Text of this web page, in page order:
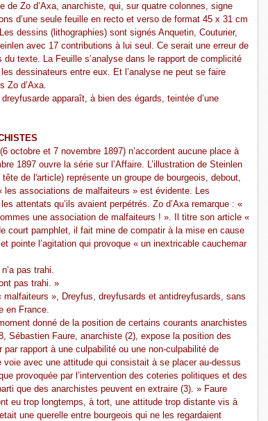
de Zo d’Axa, anarchiste, qui, sur quatre colonnes, signe
d’une seule feuille en recto et verso de format 45 x 31 cm
dessins (lithographies) sont signés Anquetin, Couturier,
avec 17 contributions à lui seul. Ce serait une erreur de
texte. La Feuille s’analyse dans le rapport de complicité
dessinateurs entre eux. Et l’analyse ne peut se faire
Zo d’Axa.
apparaît, à bien des égards, teintée d’une
(6 octobre et 7 novembre 1897) n’accordent aucune place à
1897 ouvre la série sur l’Affaire. L’illustration de Steinlen
de l'article) représente un groupe de bourgeois, debout,
associations de malfaiteurs » est évidente. Les
attentats qu’ils avaient perpétrés. Zo d’Axa remarque : «
une association de malfaiteurs ! ». Il titre son article «
court pamphlet, il fait mine de compatir à la mise en cause
pointe l’agitation qui provoque « un inextricable cauchemar
pas trahi.
pas trahi. »
», Dreyfus, dreyfusards et antidreyfusards, sans
en France.
donné de la position de certains courants anarchistes
Sébastien Faure, anarchiste (2), expose la position des
rapport à une culpabilité ou une non-culpabilité de
voie avec une attitude qui consistait à se placer au-dessus
provoquée par l’intervention des coteries politiques et des
que des anarchistes peuvent en extraire (3). » Faure
eu trop longtemps, à tort, une attitude trop distante vis à
une querelle entre bourgeois qui ne les regardaient